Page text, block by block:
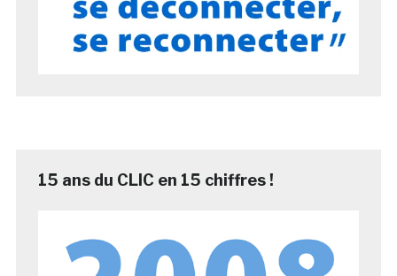
15 ans du CLIC en 15 chiffres !